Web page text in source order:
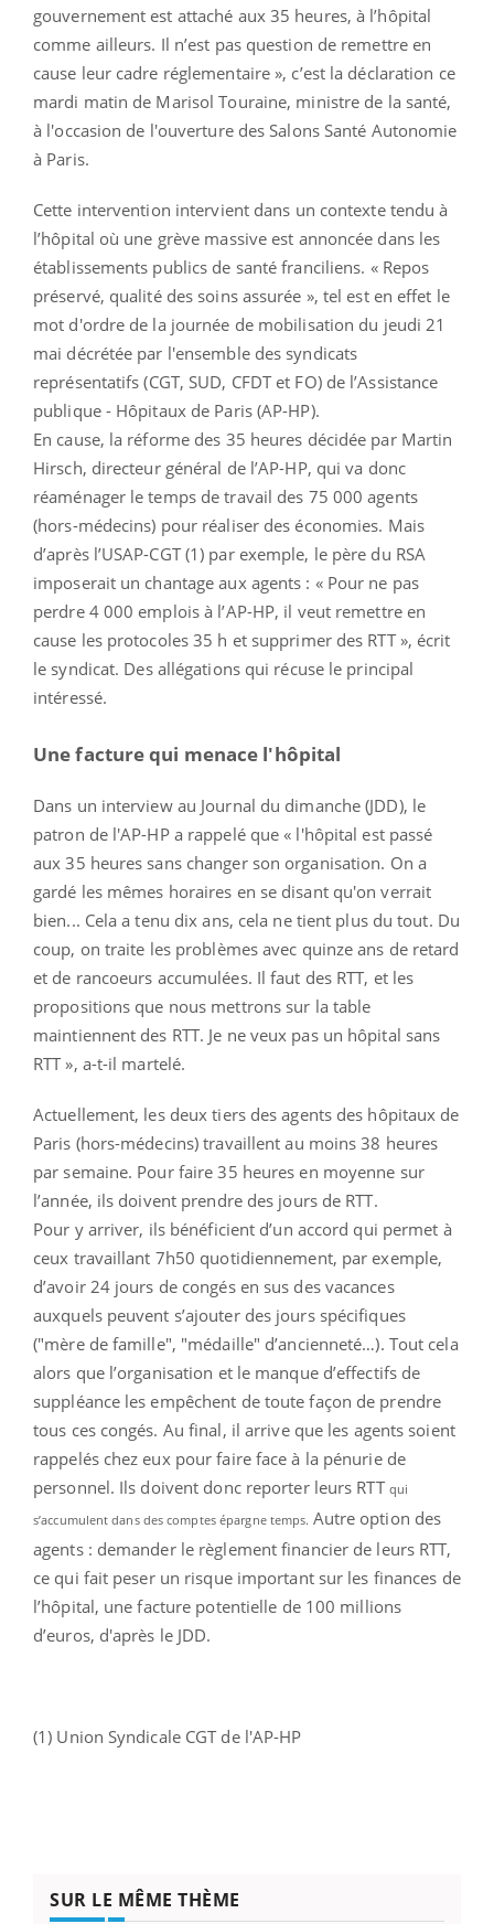
gouvernement est attaché aux 35 heures, à l’hôpital
comme ailleurs. Il n’est pas question de remettre en
cause leur cadre réglementaire », c’est la déclaration ce
mardi matin de Marisol Touraine, ministre de la santé,
à l'occasion de l'ouverture des Salons Santé Autonomie
à Paris.
Cette intervention intervient dans un contexte tendu à
l’hôpital où une grève massive est annoncée dans les
établissements publics de santé franciliens. « Repos
préservé, qualité des soins assurée », tel est en effet le
mot d'ordre de la journée de mobilisation du jeudi 21
mai décrétée par l'ensemble des syndicats
représentatifs (CGT, SUD, CFDT et FO) de l’Assistance
publique - Hôpitaux de Paris (AP-HP).
En cause, la réforme des 35 heures décidée par Martin
Hirsch, directeur général de l’AP-HP, qui va donc
réaménager le temps de travail des 75 000 agents
(hors-médecins) pour réaliser des économies. Mais
d’après l’USAP-CGT (1) par exemple, le père du RSA
imposerait un chantage aux agents : « Pour ne pas
perdre 4 000 emplois à l’AP-HP, il veut remettre en
cause les protocoles 35 h et supprimer des RTT », écrit
le syndicat. Des allégations qui récuse le principal
intéressé.
Une facture qui menace l'hôpital
Dans un interview au Journal du dimanche (JDD), le
patron de l'AP-HP a rappelé que « l'hôpital est passé
aux 35 heures sans changer son organisation. On a
gardé les mêmes horaires en se disant qu'on verrait
bien... Cela a tenu dix ans, cela ne tient plus du tout. Du
coup, on traite les problèmes avec quinze ans de retard
et de rancoeurs accumulées. Il faut des RTT, et les
propositions que nous mettrons sur la table
maintiennent des RTT. Je ne veux pas un hôpital sans
RTT », a-t-il martelé.
Actuellement, les deux tiers des agents des hôpitaux de
Paris (hors-médecins) travaillent au moins 38 heures
par semaine. Pour faire 35 heures en moyenne sur
l’année, ils doivent prendre des jours de RTT.
Pour y arriver, ils bénéficient d’un accord qui permet à
ceux travaillant 7h50 quotidiennement, par exemple,
d’avoir 24 jours de congés en sus des vacances
auxquels peuvent s’ajouter des jours spécifiques
("mère de famille", "médaille" d’ancienneté…). Tout cela
alors que l’organisation et le manque d’effectifs de
suppléance les empêchent de toute façon de prendre
tous ces congés. Au final, il arrive que les agents soient
rappelés chez eux pour faire face à la pénurie de
personnel. Ils doivent donc reporter leurs RTT qui
s’accumulent dans des comptes épargne temps. Autre option des
agents : demander le règlement financier de leurs RTT,
ce qui fait peser un risque important sur les finances de
l’hôpital, une facture potentielle de 100 millions
d’euros, d'après le JDD.
(1) Union Syndicale CGT de l'AP-HP
SUR LE MÊME THÈME